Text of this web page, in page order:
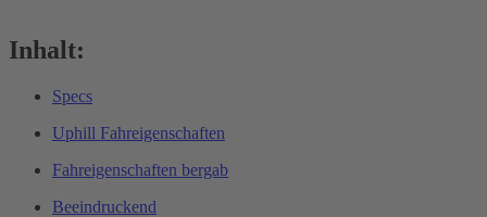
Inhalt:
Specs
Uphill Fahreigenschaften
Fahreigenschaften bergab
Beeindruckend